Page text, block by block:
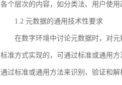
各个层次的内容，如分类法、用户使用
1.2 元数据的通用技术性要求
在数字环境中讨论元数据时，对
标准方式实现的，可通过标准或通用
通过标准或通用方法来识别、验证和